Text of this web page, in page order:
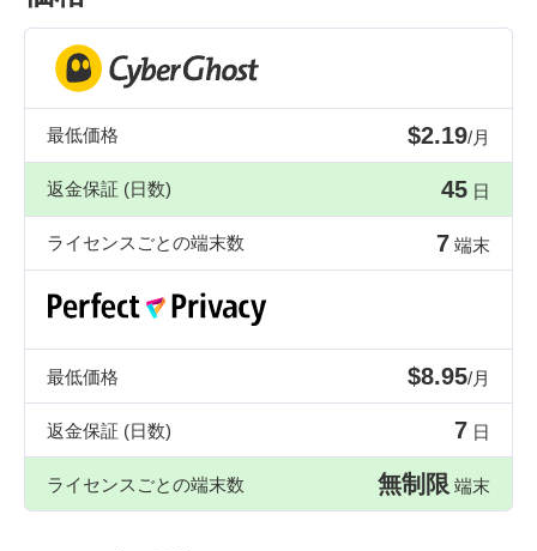
最低価格 $2.19/月
返金保証 (日数) 45 日
ライセンスごとの端末数 7 端末
最低価格 $8.95/月
返金保証 (日数) 7 日
ライセンスごとの端末数 無制限 端末